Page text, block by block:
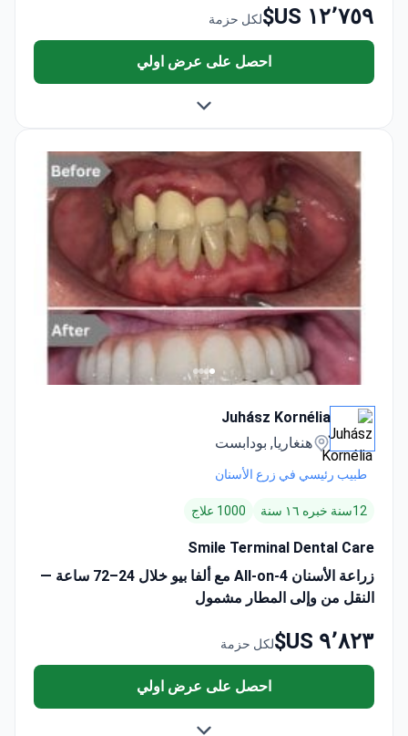
لكل حزمة ١٢٬٧٥٩ US$
احصل على عرض اولي
Juhász Kornélia
هنغاريا, بودابست
طبيب رئيسي في زرع الأسنان
12سنة خبره ١٦ سنة 1000 علاج
Smile Terminal Dental Care
زراعة الأسنان All-on-4 مع ألفا بيو خلال 24–72 ساعة —
النقل من وإلى المطار مشمول
لكل حزمة ٩٬٨٢٣ US$
احصل على عرض اولي